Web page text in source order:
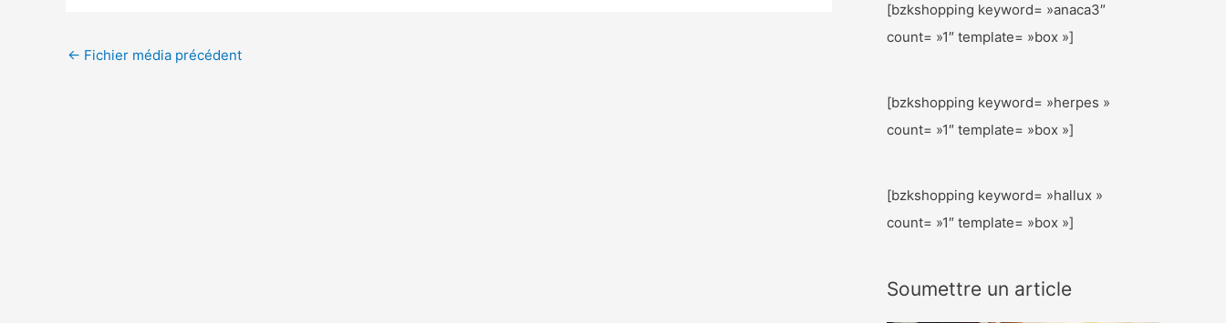
← Fichier média précédent
[bzkshopping keyword= »anaca3″
count= »1″ template= »box »]
[bzkshopping keyword= »herpes »
count= »1″ template= »box »]
[bzkshopping keyword= »hallux »
count= »1″ template= »box »]
Soumettre un article